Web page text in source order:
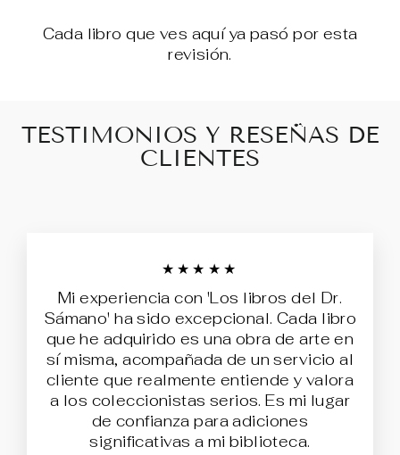
Cada libro que ves aquí ya pasó por esta
revisión.
TESTIMONIOS Y RESEÑAS DE
CLIENTES
★★★★★
Mi experiencia con 'Los libros del Dr.
Sámano' ha sido excepcional. Cada libro
que he adquirido es una obra de arte en
sí misma, acompañada de un servicio al
cliente que realmente entiende y valora
a los coleccionistas serios. Es mi lugar
de confianza para adiciones
significativas a mi biblioteca.